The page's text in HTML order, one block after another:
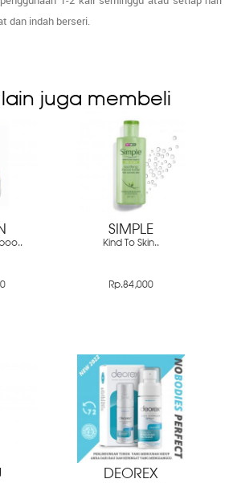
dan indah berseri.
juga membeli
SIMPLE
Kind To Skin..
Rp.84,000
DEOREX